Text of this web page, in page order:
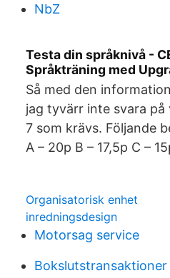
NbZ
Testa din språknivå -
Språkträning med
Så med den
jag tyvärr inte svara
7 som krävs. Följande
A – 20p B – 17,5p C –
Organisatorisk enhet
inredningsdesign
Motorsag service